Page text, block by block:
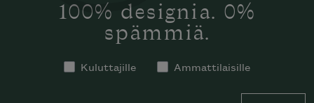
100% designia. 0%
spämmiä.
Kuluttajille Ammattilaisille